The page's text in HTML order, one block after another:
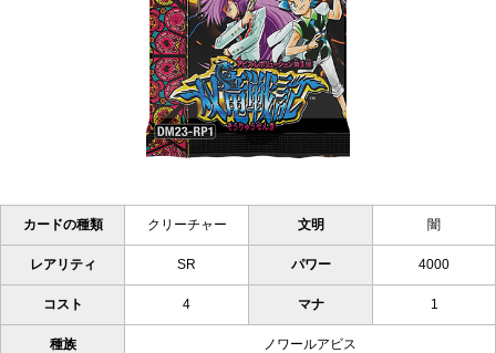
カードの種類 クリーチャー 文明 闇
レアリティ SR パワー 4000
コスト 4 マナ 1
種族 ノワールアビス